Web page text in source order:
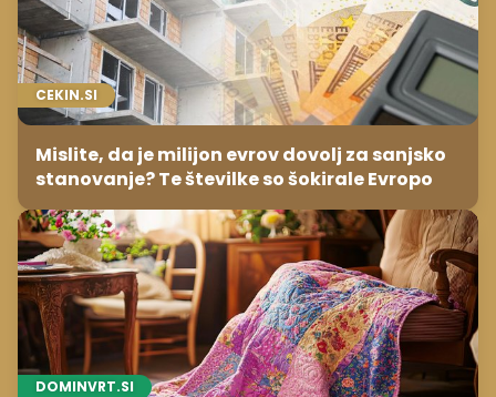
CEKIN.SI
Mislite, da je milijon evrov dovolj za sanjsko
stanovanje? Te številke so šokirale Evropo
DOMINVRT.SI